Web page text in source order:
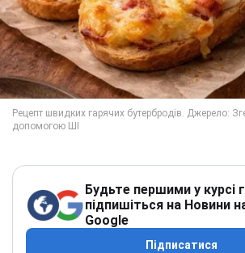
Будьте першими у курсі
підпишіться на Новини
Google
Підписатися